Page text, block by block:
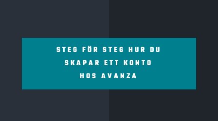
STEG FÖR STEG HUR DU
SKAPAR ETT KONTO
HOS AVANZA